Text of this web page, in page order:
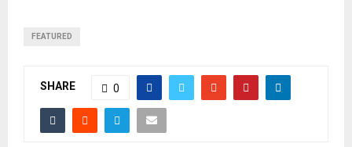
FEATURED
SHARE 0